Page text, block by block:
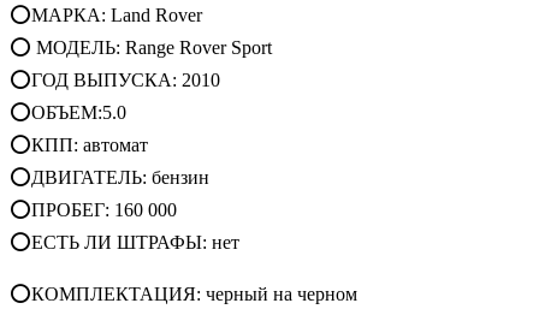
⭕МАРКА: Land Rover
⭕ МОДЕЛЬ: Range Rover Sport
⭕ГОД ВЫПУСКА: 2010
⭕ОБЪЕМ:5.0
⭕КПП: автомат
⭕ДВИГАТЕЛЬ: бензин
⭕ПРОБЕГ: 160 000
⭕ЕСТЬ ЛИ ШТРАФЫ: нет
⭕КОМПЛЕКТАЦИЯ: черный на черном